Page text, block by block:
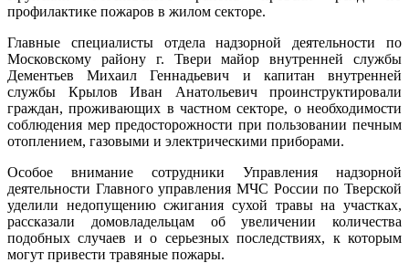
профилактике пожаров в жилом секторе.
Главные специалисты отдела надзорной деятельности по
Московскому району г. Твери майор внутренней службы
Дементьев Михаил Геннадьевич и капитан внутренней
службы Крылов Иван Анатольевич проинструктировали
граждан, проживающих в частном секторе, о необходимости
соблюдения мер предосторожности при пользовании печным
отоплением, газовыми и электрическими приборами.
Особое внимание сотрудники Управления надзорной
деятельности Главного управления МЧС России по Тверской
уделили недопущению сжигания сухой травы на участках,
рассказали домовладельцам об увеличении количества
подобных случаев и о серьезных последствиях, к которым
могут привести травяные пожары.